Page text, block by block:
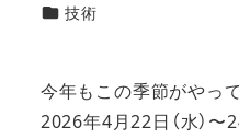
技術・製品カテゴリー
技術
今年もこの季節がやっ
2026年4月22日（水）〜